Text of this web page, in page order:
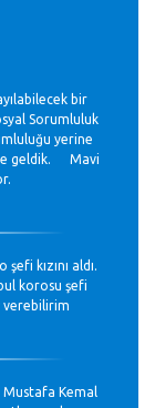
bir
Sorumluluk
yerine
geldik. Mavi
kızını aldı.
korosu şefi
verebilirim
Mustafa Kemal